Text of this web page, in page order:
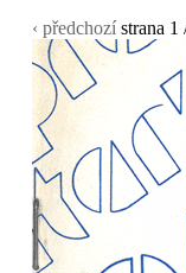
‹ předchozí strana 1